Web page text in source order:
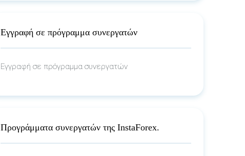
Εγγραφή σε πρόγραμμα συνεργατών
Εγγραφή σε πρόγραμμα συνεργατών
Προγράμματα συνεργατών της InstaForex.